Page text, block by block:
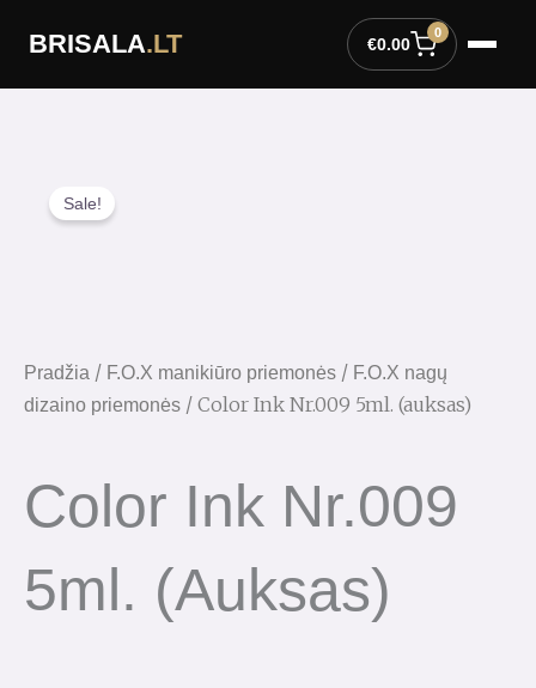
BRISALA.LT €0.00
0
Sale!
Pradžia / F.O.X manikiūro priemonės / F.O.X nagų
dizaino priemonės / Color Ink Nr.009 5ml. (auksas)
Color Ink Nr.009
5ml. (auksas)